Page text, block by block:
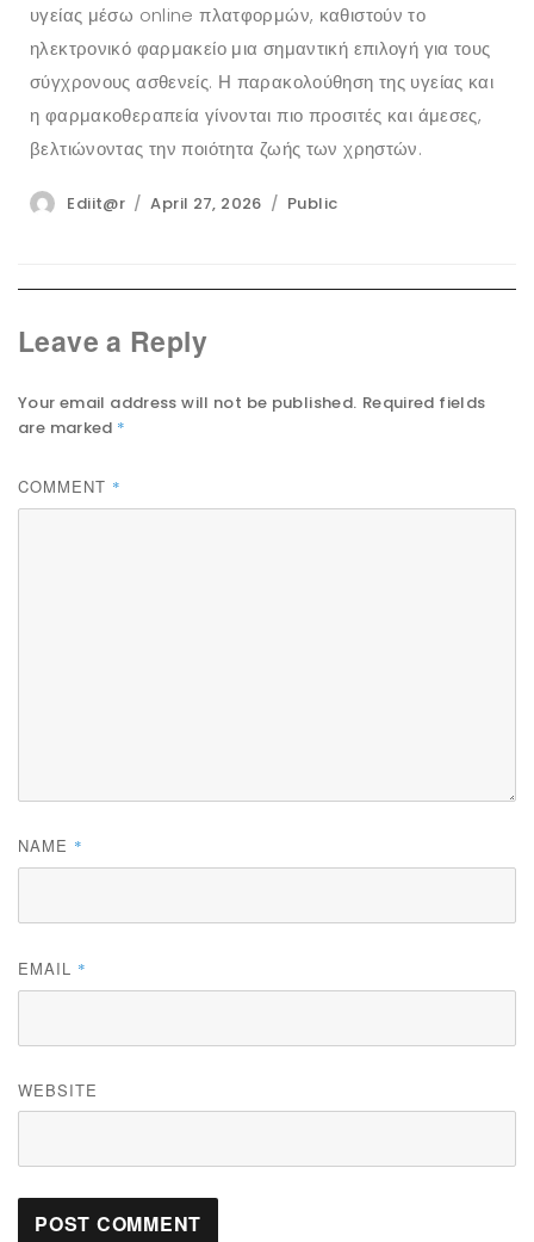
υγείας μέσω online πλατφορμών, καθιστούν το
ηλεκτρονικό φαρμακείο μια σημαντική επιλογή για τους
σύγχρονους ασθενείς. Η παρακολούθηση της υγείας και
η φαρμακοθεραπεία γίνονται πιο προσιτές και άμεσες,
βελτιώνοντας την ποιότητα ζωής των χρηστών.
Author
Ediit@r
Posted
April 27, 2026 Categories
Public
Leave a Reply
Your email address will not be published. Required fields
are marked *
COMMENT *
NAME *
EMAIL *
WEBSITE